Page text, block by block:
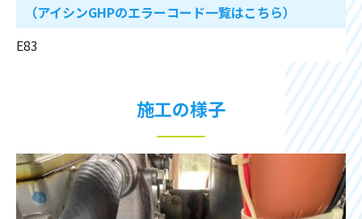
（アイシンGHPのエラーコード一覧はこちら）
E83
施工の様子